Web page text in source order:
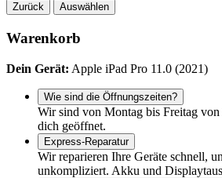
Zurück Auswählen
Warenkorb
Dein Gerät: Apple iPad Pro 11.0 (2021)
Wie sind die Öffnungszeiten?
Wir sind von Montag bis Freitag
dich geöffnet.
Express-Reparatur
Wir reparieren Ihre Geräte schnell,
unkompliziert. Akku und